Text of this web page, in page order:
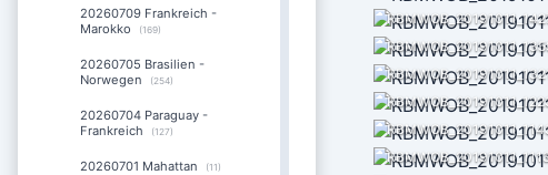
20260709 Frankreich -
Marokko
(169)
20260705 Brasilien -
Norwegen
(254)
20260704 Paraguay -
Frankreich
(127)
20260701 Mahattan (11)